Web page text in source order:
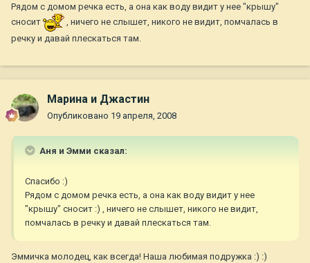
Рядом с домом речка есть, а она как воду видит у нее "крышу"
сносит
, ничего не слышет, никого не видит, помчалась в
речку и давай плескаться там.
Марина и Джастин
Опубликовано 19 апреля, 2008
Аня и Эмми сказал:
Спасибо :)
Рядом с домом речка есть, а она как воду видит у нее
"крышу" сносит :) , ничего не слышет, никого не видит,
помчалась в речку и давай плескаться там.
Эммичка молодец, как всегда! Наша любимая подружка :) :)